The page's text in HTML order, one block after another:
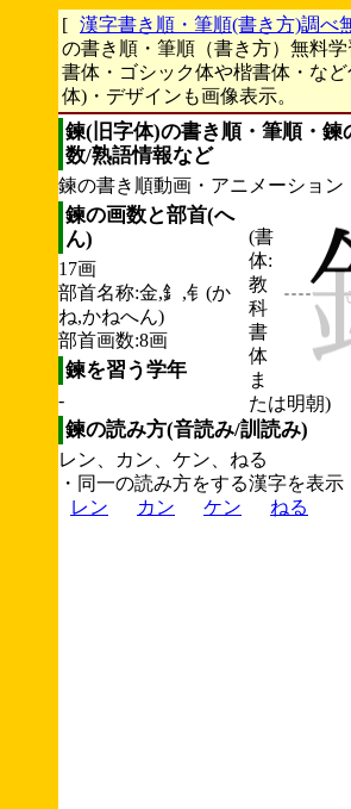
[ 漢字書き順・筆順(書き方)調べ
の書き順・筆順（書き方）無料
書体・ゴシック体や楷書体・な
体)・デザインも画像表示。
鍊(旧字体)の書き順・筆順・鍊
数/熟語情報など
鍊の書き順動画・アニメーション
(書
体:
教
科
書
体
ま
たは明朝)
鍊の画数と部首(へ
ん)
17画
部首名称:金,釒,钅(か
ね,かねへん)
部首画数:8画
鍊を習う学年
-
鍊の読み方(音読み/訓読み)
レン、カン、ケン、ねる
・同一の読み方をする漢字を表示
レン
カン ケン ねる